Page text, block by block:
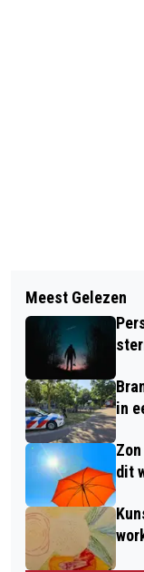
OM
DRAADJES
SAMEN JE
Meest Gelezen
in
dit